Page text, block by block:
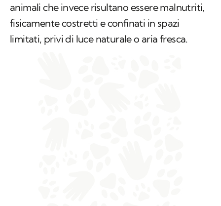
animali che invece risultano essere malnutriti,
fisicamente costretti e confinati in spazi
limitati, privi di luce naturale o aria fresca.